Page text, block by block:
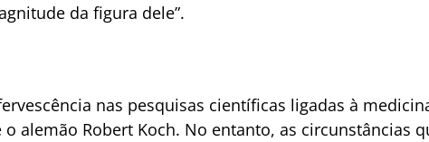
da figura dele”.
nas pesquisas científicas ligadas à
alemão Robert Koch. No entanto, as circunstâncias